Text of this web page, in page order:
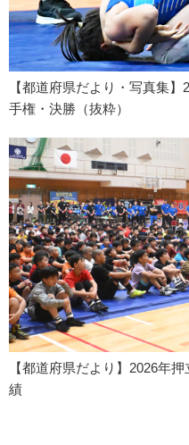
【都道府県だより・写真集
手権・決勝（抜粋）
【都道府県だより】2026年
績